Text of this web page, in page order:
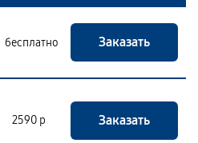
бесплатно Заказать
2590 р Заказать